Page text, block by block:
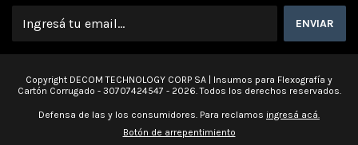
Copyright DECOM TECHNOLOGY CORP SA | Insumos para Flexografía y
Cartón Corrugado - 30707424547 - 2026. Todos los derechos reservados.
Defensa de las y los consumidores. Para reclamos ingresá acá.
Botón de arrepentimiento